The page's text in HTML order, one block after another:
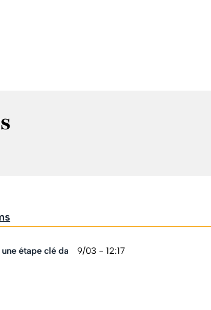
étape clé da 9/03 - 12:17